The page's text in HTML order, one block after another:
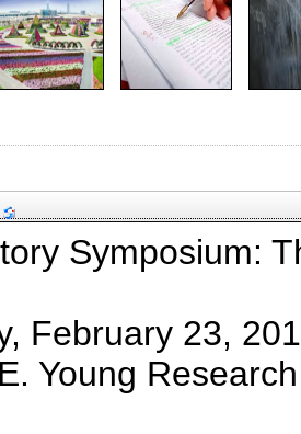
Symposium:
February 23,
Young